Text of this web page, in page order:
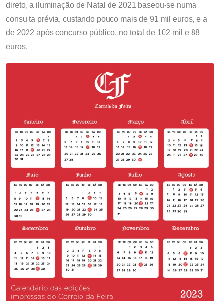
direto, a iluminação de Natal de 2021 baseou-se numa
consulta prévia, custando pouco mais de 91 mil euros, e a
de 2022 após concurso público, no total de 102 mil e 88
euros.